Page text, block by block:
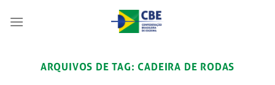
ARQUIVOS DE TAG:CADEIRA DE RODAS